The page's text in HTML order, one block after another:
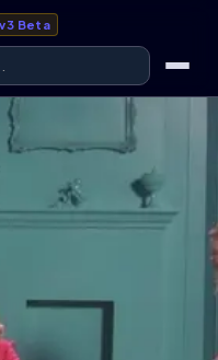
v3 Beta